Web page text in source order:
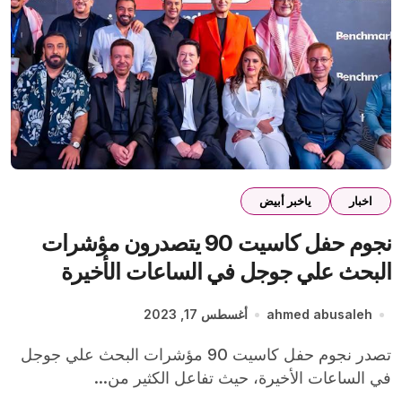
اخبار ياخبر أبيض
نجوم حفل كاسيت 90 يتصدرون مؤشرات
البحث علي جوجل في الساعات الأخيرة
ahmed abusaleh أغسطس 17, 2023
تصدر نجوم حفل كاسيت 90 مؤشرات البحث علي جوجل
في الساعات الأخيرة، حيث تفاعل الكثير من...